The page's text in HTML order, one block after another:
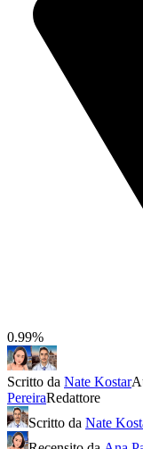
0.99%
Scritto da Nate Kostar
PereiraRedattore
Scritto da Nate